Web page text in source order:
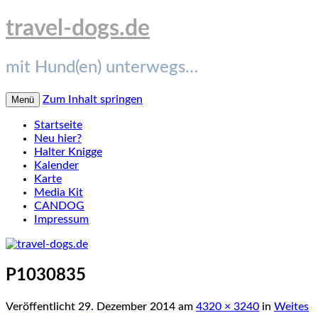
travel-dogs.de
mit Hund(en) unterwegs…
Menü Zum Inhalt springen
Startseite
Neu hier?
Halter Knigge
Kalender
Karte
Media Kit
CANDOG
Impressum
P1030835
Veröffentlicht 29. Dezember 2014 am 4320 × 3240 in Weites